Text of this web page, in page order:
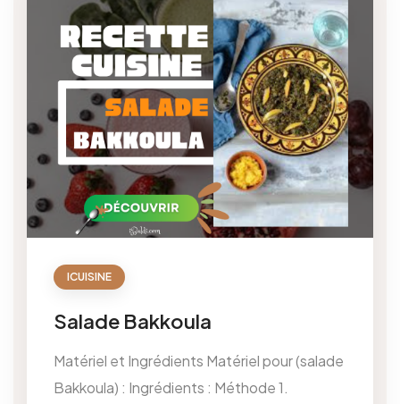
ICUISINE
Salade Bakkoula
Matériel et Ingrédients Matériel pour (salade
Bakkoula) : Ingrédients : Méthode 1.